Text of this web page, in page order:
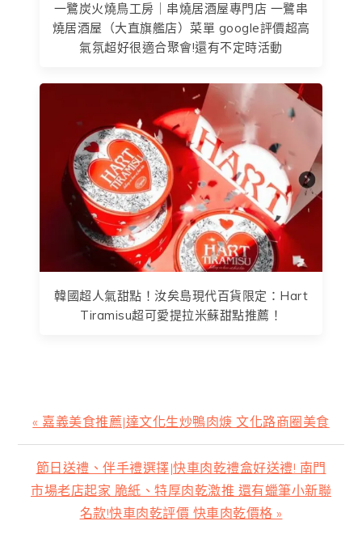
一鷺炭火燒鳥工房｜串燒居酒屋專門店 一鷺串
燒居酒屋（大直旗艦店）菜單 google評價超高
氣氛超好很適合聚會!還有不定時活動
韓國超人氣甜點！汝矣島現代百貨限定：Hart
Tiramisu超可愛提拉米蘇甜點推薦！
上
一
篇
文
« 嘉義美食推薦|達文化生炒鴨肉焿 文化路商圈美食
下
一
節日送禮、伴手禮選擇|快車肉乾禮盒好送禮! 南門
市場老店起家 脆紙、特厚肉乾激推 還有蠟筆小新聯
名款!快車肉乾評價 快車肉乾價格 »